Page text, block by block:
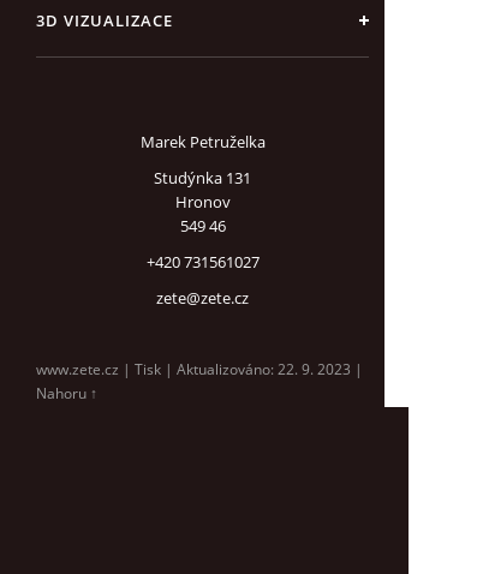
3D VIZUALIZACE
Marek Petruželka
Studýnka 131
Hronov
549 46
+420 731561027
zete@zete.cz
www.zete.cz | Tisk | Aktualizováno: 22. 9. 2023 |
Nahoru ↑